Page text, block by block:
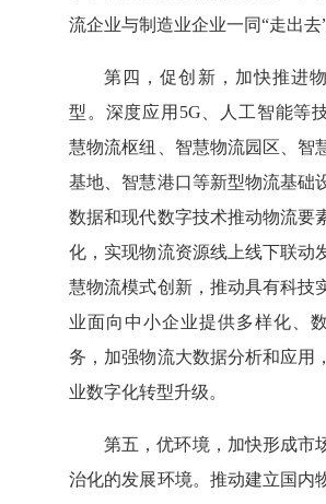
流企业与制造业企业一同“走出去”
第四，促创新，加快推进
型。深度应用5G、人工智能等
慧物流枢纽、智慧物流园区、智
基地、智慧港口等新型物流基础
数据和现代数字技术推动物流要
化，实现物流资源线上线下联动
慧物流模式创新，推动具有科技
业面向中小企业提供多样化、
务，加强物流大数据分析和应用
业数字化转型升级。
第五，优环境，加快形成市
治化的发展环境。推动建立国内